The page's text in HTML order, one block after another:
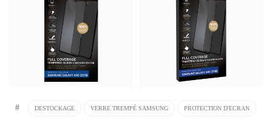
# DESTOCKAGE VERRE TREMPÉ SAMSUNG PROTECTION D'ECRAN